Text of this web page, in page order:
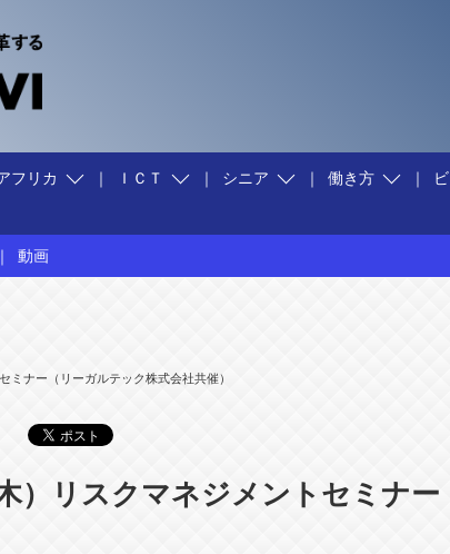
ナムのことなら！梅里 尚子
ボジア
フリカ ＩＣＴ
社会システム
シニア
起業
働き方
キャリアマザーズ
事業創造
用 海外進出
動画
ミナー（リーガルテック株式会社共催）
）リスクマネジメントセミナ